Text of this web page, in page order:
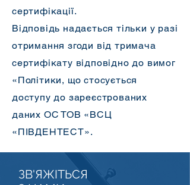
сертифікації.
Відповідь надається тільки у разі
отримання згоди від тримача
сертифікату відповідно до вимог
«Політики, що стосується
доступу до зареєстрованих
даних ОС ТОВ «ВСЦ
«ПІВДЕНТЕСТ».
ЗВ'ЯЖІТЬСЯ